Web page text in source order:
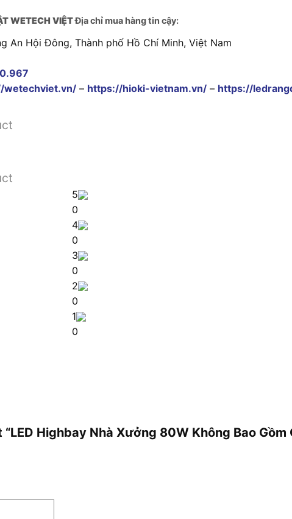
WETECH VIỆTĐịa chỉ mua hàng tin cậy:
An Hội Đông, Thành phố Hồ Chí Minh, Việt Nam
wetechviet.vn/ – https://hioki-vietnam.vn/ – https://
5
0
4
0
3
0
2
0
1
0
Highbay Nhà Xưởng 80W Không Bao Gồm